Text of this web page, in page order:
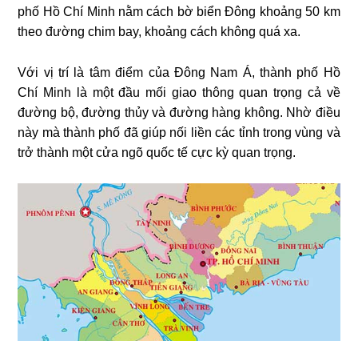
phố Hồ Chí Minh nằm cách bờ biển Đông khoảng 50 km
theo đường chim bay, khoảng cách không quá xa.
Với vị trí là tâm điểm của Đông Nam Á, thành phố Hồ
Chí Minh là một đầu mối giao thông quan trọng cả về
đường bộ, đường thủy và đường hàng không. Nhờ điều
này mà thành phố đã giúp nối liền các tỉnh trong vùng và
trở thành một cửa ngõ quốc tế cực kỳ quan trọng.